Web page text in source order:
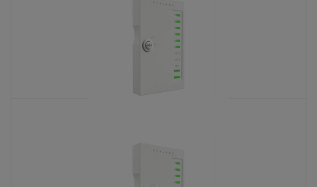
KATALOŠKI BROJ: 6199